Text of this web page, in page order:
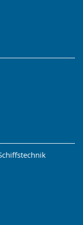
der
so dass die
der
kann.